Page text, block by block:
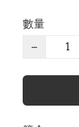
數量
−